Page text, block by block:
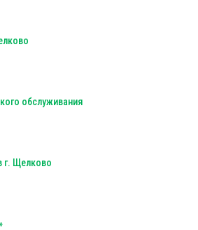
обслуживания
г. Щелково